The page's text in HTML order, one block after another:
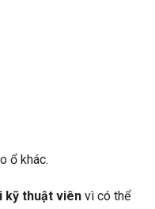
ổ khác.
kỹ thuật viênvì có thể